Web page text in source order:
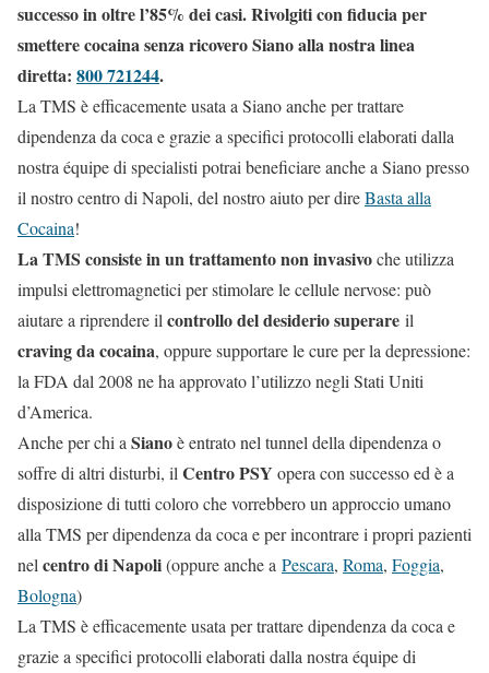
successo in oltre l’85% dei casi. Rivolgiti con fiducia per
smettere cocaina senza ricovero Siano alla nostra linea
diretta: 800 721244.
La TMS è efficacemente usata a Siano anche per trattare
dipendenza da coca e grazie a specifici protocolli elaborati dalla
nostra équipe di specialisti potrai beneficiare anche a Siano presso
il nostro centro di Napoli, del nostro aiuto per direBasta alla
Cocaina!
La TMS consiste in un trattamento non invasivoche utilizza
impulsi elettromagnetici per stimolare le cellule nervose: può
aiutare a riprendere ilcontrollo del desiderio superare il
craving da cocaina, oppure supportare le cure per la depressione:
la FDA dal 2008 ne ha approvato l’utilizzo negli Stati Uniti
d’America.
Anche per chi aSianoè entrato nel tunnel della dipendenza o
soffre di altri disturbi, ilCentro PSY opera con successo ed è a
disposizione di tutti coloro che vorrebbero un approccio umano
alla TMS per dipendenza da coca e per incontrare i propri pazienti
nelcentro di Napoli(oppure anche a Pescara, Roma, Foggia,
Bologna)
La TMS è efficacemente usata per trattare dipendenza da coca e
grazie a specifici protocolli elaborati dalla nostra équipe di